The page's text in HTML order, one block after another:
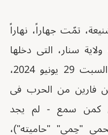
تمّت جهاراً، نهاراً
سنار، التى دخلها
الدعم السريع، عصر يوم السبت 29 يونيو 2024،
فارين من الحرب فى
كمن سمع - لم يجد
"حِمى" "حاميته")،